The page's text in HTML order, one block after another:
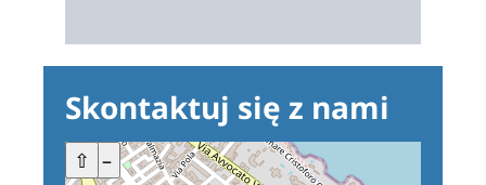
Skontaktuj się z nami
+ –
⇧